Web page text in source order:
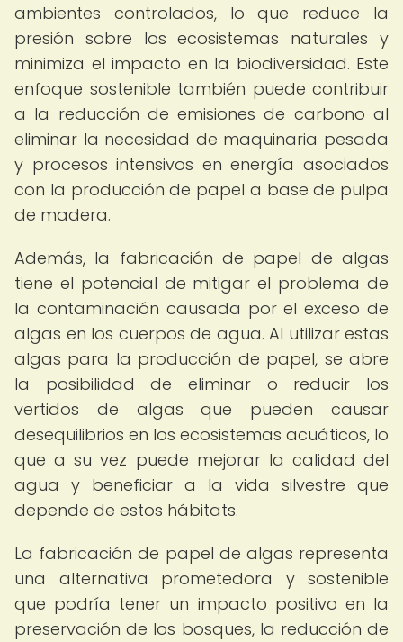
ambientes controlados, lo que reduce la
presión sobre los ecosistemas naturales y
minimiza el impacto en la biodiversidad. Este
enfoque sostenible también puede contribuir
a la reducción de emisiones de carbono al
eliminar la necesidad de maquinaria pesada
y procesos intensivos en energía asociados
con la producción de papel a base de pulpa
de madera.
Además, la fabricación de papel de algas
tiene el potencial de mitigar el problema de
la contaminación causada por el exceso de
algas en los cuerpos de agua. Al utilizar estas
algas para la producción de papel, se abre
la posibilidad de eliminar o reducir los
vertidos de algas que pueden causar
desequilibrios en los ecosistemas acuáticos, lo
que a su vez puede mejorar la calidad del
agua y beneficiar a la vida silvestre que
depende de estos hábitats.
La fabricación de papel de algas representa
una alternativa prometedora y sostenible
que podría tener un impacto positivo en la
preservación de los bosques, la reducción de